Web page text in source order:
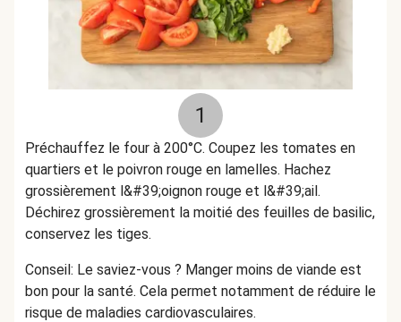
1
Préchauffez le four à 200°C. Coupez les tomates en
quartiers et le poivron rouge en lamelles. Hachez
grossièrement l&#39;oignon rouge et l&#39;ail.
Déchirez grossièrement la moitié des feuilles de basilic,
conservez les tiges.
Conseil: Le saviez-vous ? Manger moins de viande est
bon pour la santé. Cela permet notamment de réduire le
risque de maladies cardiovasculaires.